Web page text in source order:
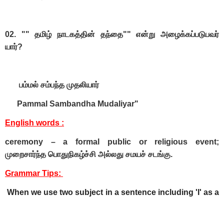
02. "" தமிழ் நாடகத்தின் தந்தை"" என்று அழைக்கப்படுபவர்
யார்?
பம்மல் சம்பந்த முதலியார்
Pammal Sambandha Mudaliyar"
English words :
ceremony – a formal public or religious event;
முறைசார்ந்த பொதுநிகழ்ச்சி அல்லது சமயச் சடங்கு.
Grammar Tips:
When we use two subject in a sentence including 'I' as a